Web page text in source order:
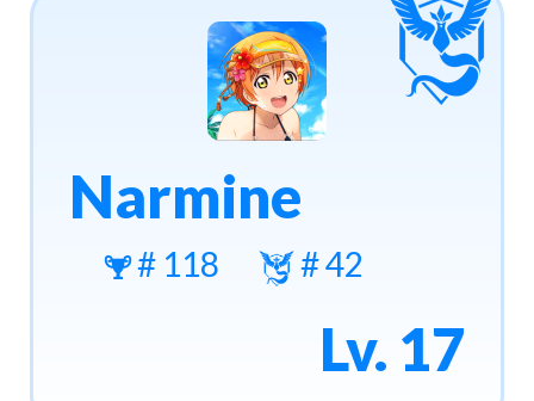
Narmine
# 118 # 42
Lv. 17